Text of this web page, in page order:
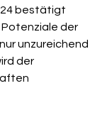
bestätigt
der
unzureichend
der